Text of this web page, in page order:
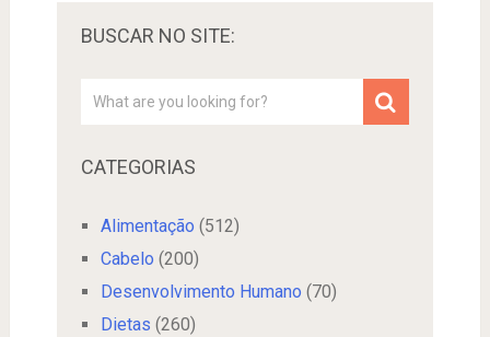
BUSCAR NO SITE:
CATEGORIAS
Alimentação (512)
Cabelo (200)
Desenvolvimento Humano (70)
Dietas (260)